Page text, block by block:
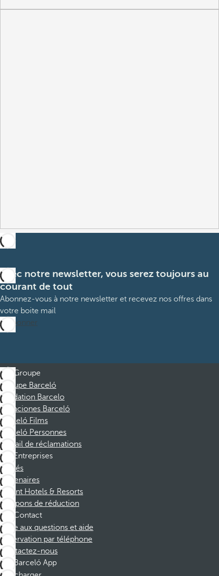
Avec notre newsletter, vous serez toujours au
courant de tout
Abonnez-vous à notre newsletter et recevez nos offres dans
votre boite mail
M’abonner
Groupe
Groupe Barceló
Fondation Barcelo
Vacaciones Barceló
Barceló Films
Barceló Personnes
Portail de réclamations
Entreprises
Affiliés
Partenaires
Dorint Hotels & Resorts
Coupons de réduction
Contact
Foire aux questions et aide
Réservation par téléphone
Contactez-nous
Barceló App